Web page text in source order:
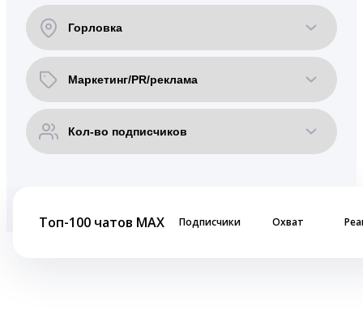
Топ-100 чатов MAX Подписчики Охват